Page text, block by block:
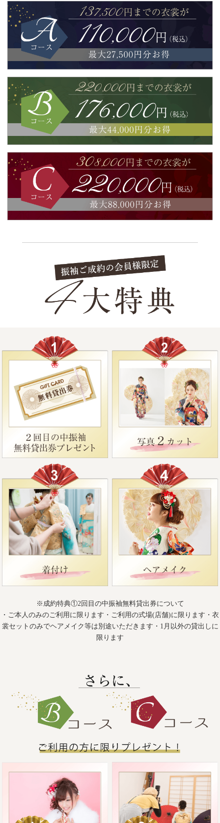
※成約特典①2回目の中振袖無料貸出券について
・ご本人のみのご利用に限ります・ご利用の式場(店舗)に限ります・衣
裳セットのみでヘアメイク等は別途いただきます・1月以外の貸出しに
限ります